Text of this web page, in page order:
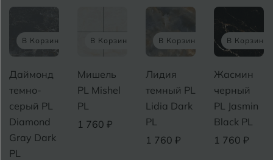
В Корзину
Даймонд
темно-
серый PL
Diamond
Gray Dark
PL
В Корзину
Мишель
PL Mishel
PL
1 760 ₽
В Корзину
Лидия
темный PL
Lidia Dark
PL
1 760 ₽
В Корзину
Жасмин
черный
PL Jasmin
Black PL
1 760 ₽